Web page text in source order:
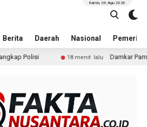
Berita Daerah Nasional
Kamis, 06 Agu 2026
Damkar Pameungpeuk Padamkan Kebakaran